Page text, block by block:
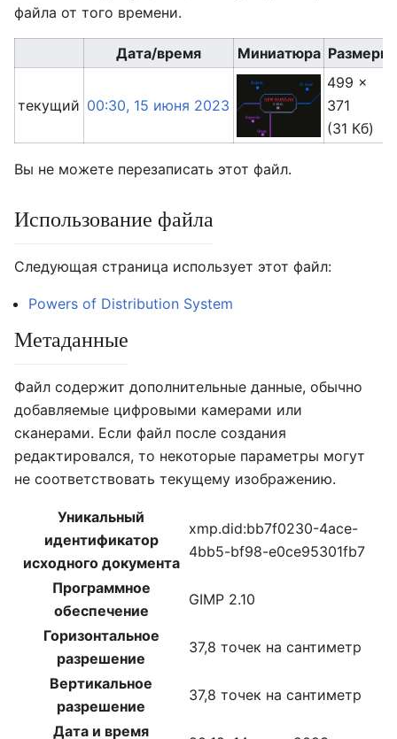
файла от того времени.
Дата/время Миниатюра Размеры
текущий 00:30, 15 июня 2023
499 ×
371
(31 Кб)
Вы не можете перезаписать этот файл.
Использование файла
Следующая страница использует этот файл:
Powers of Distribution System
Метаданные
Файл содержит дополнительные данные, обычно
добавляемые цифровыми камерами или
сканерами. Если файл после создания
редактировался, то некоторые параметры могут
не соответствовать текущему изображению.
Уникальный
идентификатор
исходного документа
xmp.did:bb7f0230-4ace-
4bb5-bf98-e0ce95301fb7
Программное
обеспечение
GIMP 2.10
Горизонтальное
разрешение
37,8 точек на сантиметр
Вертикальное
разрешение
37,8 точек на сантиметр
Дата и время